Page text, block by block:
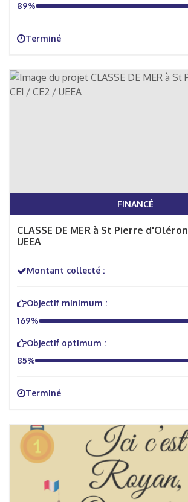
89%
Terminé
FINANCÉ
CLASSE DE MER à St Pierre d'Oléron CE1 / CE2 /
UEEA
Montant collecté :
Objectif minimum :
169%
Objectif optimum :
85%
Terminé